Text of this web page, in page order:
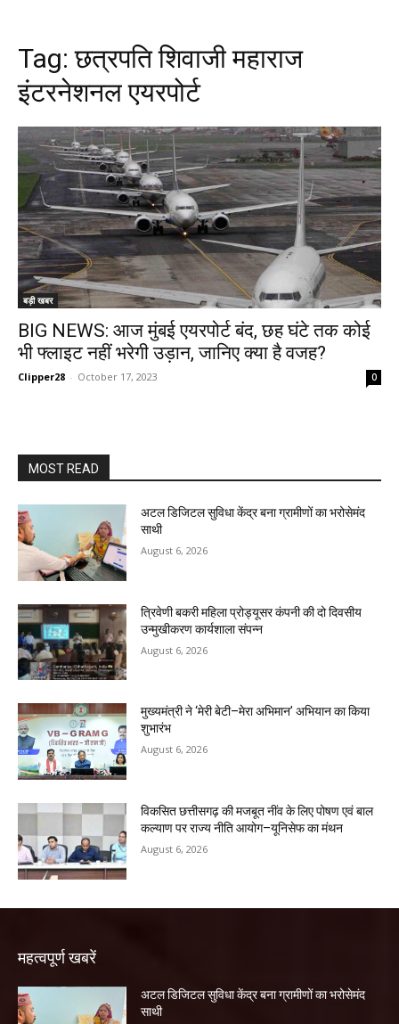
Tag:छत्रपति शिवाजी महाराज
इंटरनेशनल एयरपोर्ट
बड़ी खबर
BIG NEWS: आज मुंबई एयरपोर्ट बंद, छह घंटे तक कोई
भी फ्लाइट नहीं भरेगी उड़ान, जानिए क्या है वजह?
Clipper28 - October 17, 2023 0
MOST READ
अटल डिजिटल सुविधा केंद्र बना ग्रामीणों का भरोसेमंद
साथी
August 6, 2026
त्रिवेणी बकरी महिला प्रोड्यूसर कंपनी की दो दिवसीय
उन्मुखीकरण कार्यशाला संपन्न
August 6, 2026
मुख्यमंत्री ने ‘मेरी बेटी–मेरा अभिमान’ अभियान का किया
शुभारंभ
August 6, 2026
विकसित छत्तीसगढ़ की मजबूत नींव के लिए पोषण एवं बाल
कल्याण पर राज्य नीति आयोग–यूनिसेफ का मंथन
August 6, 2026
महत्वपूर्ण खबरें
अटल डिजिटल सुविधा केंद्र बना ग्रामीणों का भरोसेमंद
साथी